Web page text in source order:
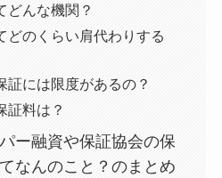
どんな機関？
どのくらい肩代わりする
証には限度があるの？
証料は？
ー融資や保証協会の保
なんのこと？のまとめ